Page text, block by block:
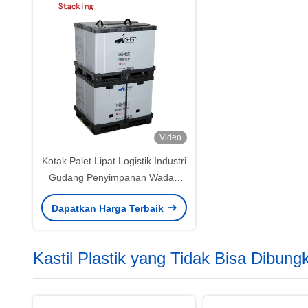
Video
Kotak Palet Lipat Logistik Industri
Gudang Penyimpanan Wadah
Palet Lipat
Dapatkan Harga Terbaik
Kastil Plastik yang Tidak Bisa